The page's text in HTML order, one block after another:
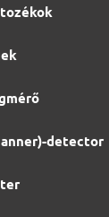
detector